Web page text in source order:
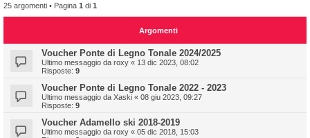
25 argomenti • Pagina 1 di 1
Argomenti
Voucher Ponte di Legno Tonale 2024/2025
Ultimo messaggio da roxy « 13 dic 2023, 08:02
Risposte: 9
Voucher Ponte di Legno Tonale 2022 - 2023
Ultimo messaggio da Xaski « 08 giu 2023, 09:27
Risposte: 9
Voucher Adamello ski 2018-2019
Ultimo messaggio da roxy « 05 dic 2018, 15:03